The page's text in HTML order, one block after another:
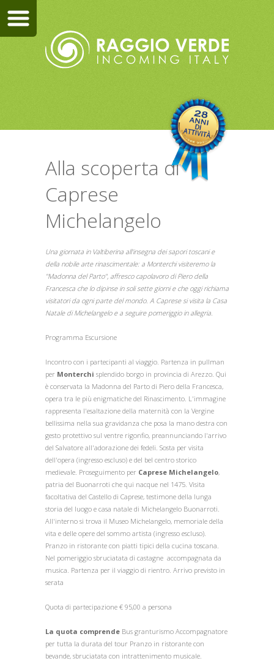
Alla scoperta di
Caprese
Michelangelo
Una giornata in Valtiberina all'insegna dei sapori toscani e
della nobile arte rinascimentale: a Monterchi visiteremo la
"Madonna del Parto", affresco capolavoro di Piero della
Francesca che lo dipinse in soli sette giorni e che oggi richiama
visitatori da ogni parte del mondo. A Caprese si visita la Casa
Natale di Michelangelo e a seguire pomeriggio in allegria.
Programma Escursione
Incontro con i partecipanti al viaggio. Partenza in pullman
per Monterchi splendido borgo in provincia di Arezzo. Qui
è conservata la Madonna del Parto di Piero della Francesca,
opera tra le più enigmatiche del Rinascimento. L'immagine
rappresenta l'esaltazione della maternità con la Vergine
bellissima nella sua gravidanza che posa la mano destra con
gesto protettivo sul ventre rigonfio, preannunciando l'arrivo
del Salvatore all'adorazione dei fedeli. Sosta per visita
dell'opera (ingresso escluso) e del bel centro storico
medievale. Proseguimento per Caprese Michelangelo,
patria del Buonarroti che qui nacque nel 1475. Visita
facoltativa del Castello di Caprese, testimone della lunga
storia del luogo e casa natale di Michelangelo Buonarroti.
All'interno si trova il Museo Michelangelo, memoriale della
vita e delle opere del sommo artista (ingresso escluso).
Pranzo in ristorante con piatti tipici della cucina toscana.
Nel pomeriggio sbruciatata di castagne accompagnata da
musica. Partenza per il viaggio di rientro. Arrivo previsto in
serata
Quota di partecipazione € 95,00 a persona
La quota comprende Bus granturismo Accompagnatore
per tutta la durata del tour Pranzo in ristorante con
bevande, sbruciatata con intrattenimento musicale.